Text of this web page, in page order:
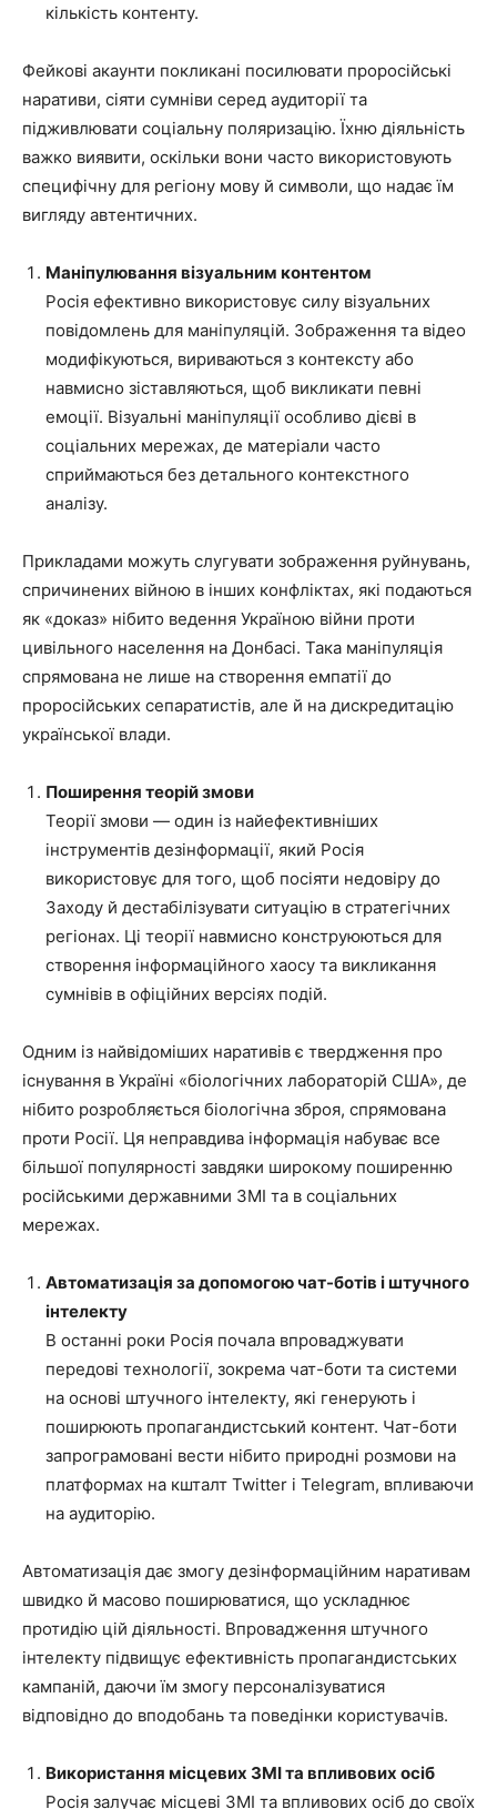
кількість контенту.
Фейкові акаунти покликані посилювати проросійські
наративи, сіяти сумніви серед аудиторії та
підживлювати соціальну поляризацію. Їхню діяльність
важко виявити, оскільки вони часто використовують
специфічну для регіону мову й символи, що надає їм
вигляду автентичних.
Маніпулювання візуальним контентом
Росія ефективно використовує силу візуальних
повідомлень для маніпуляцій. Зображення та відео
модифікуються, вириваються з контексту або
навмисно зіставляються, щоб викликати певні
емоції. Візуальні маніпуляції особливо дієві в
соціальних мережах, де матеріали часто
сприймаються без детального контекстного
аналізу.
Прикладами можуть слугувати зображення руйнувань,
спричинених війною в інших конфліктах, які подаються
як «доказ» нібито ведення Україною війни проти
цивільного населення на Донбасі. Така маніпуляція
спрямована не лише на створення емпатії до
проросійських сепаратистів, але й на дискредитацію
української влади.
Поширення теорій змови
Теорії змови — один із найефективніших
інструментів дезінформації, який Росія
використовує для того, щоб посіяти недовіру до
Заходу й дестабілізувати ситуацію в стратегічних
регіонах. Ці теорії навмисно конструюються для
створення інформаційного хаосу та викликання
сумнівів в офіційних версіях подій.
Одним із найвідоміших наративів є твердження про
існування в Україні «біологічних лабораторій США», де
нібито розробляється біологічна зброя, спрямована
проти Росії. Ця неправдива інформація набуває все
більшої популярності завдяки широкому поширенню
російськими державними ЗМІ та в соціальних
мережах.
Автоматизація за допомогою чат-ботів і штучного
інтелекту
В останні роки Росія почала впроваджувати
передові технології, зокрема чат-боти та системи
на основі штучного інтелекту, які генерують і
поширюють пропагандистський контент. Чат-боти
запрограмовані вести нібито природні розмови на
платформах на кшталт Twitter і Telegram, впливаючи
на аудиторію.
Автоматизація дає змогу дезінформаційним наративам
швидко й масово поширюватися, що ускладнює
протидію цій діяльності. Впровадження штучного
інтелекту підвищує ефективність пропагандистських
кампаній, даючи їм змогу персоналізуватися
відповідно до вподобань та поведінки користувачів.
Використання місцевих ЗМІ та впливових осіб
Росія залучає місцеві ЗМІ та впливових осіб до своїх